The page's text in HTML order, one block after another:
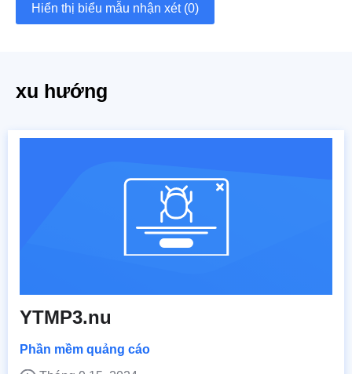
Hiển thị biểu mẫu nhận xét (0)
xu hướng
YTMP3.nu
Phần mềm quảng cáo